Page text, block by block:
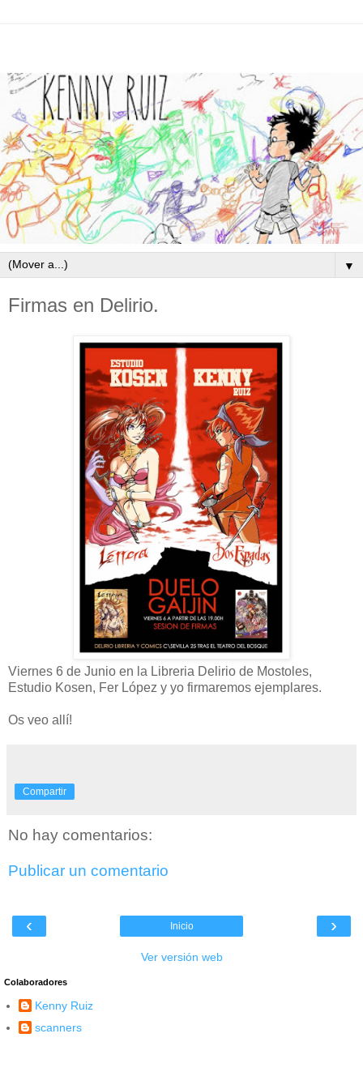
▼
Firmas en Delirio.
Viernes 6 de Junio en la Libreria Delirio de Mostoles,
Estudio Kosen, Fer López y yo firmaremos ejemplares.
Os veo allí!
Compartir
No hay comentarios:
Publicar un comentario
‹ ›
Inicio
Ver versión web
Colaboradores
Kenny Ruiz
scanners